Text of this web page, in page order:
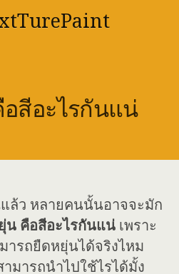
สีอะไรกันแน่
ล้ว หลายคนนั้นอาจจะมัก
น คือสีอะไรกันแน่ เพราะ
ารถยืดหยุ่นได้จริงไหม
ารถนำไปใช้ไรได้มั้ง